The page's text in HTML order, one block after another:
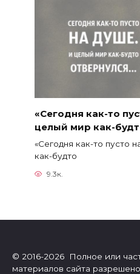
«Сегодня как-то
целый мир как-
«Сегодня как-то пусто
как-будто
9.3к.
© 2016-2026 Полное или
материалов сайта